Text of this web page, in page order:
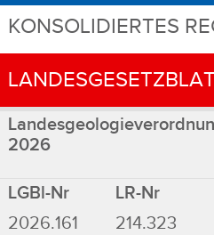
KONSOLIDIERTES
2026
LGBl-Nr
LR-Nr
2026.161
214.323